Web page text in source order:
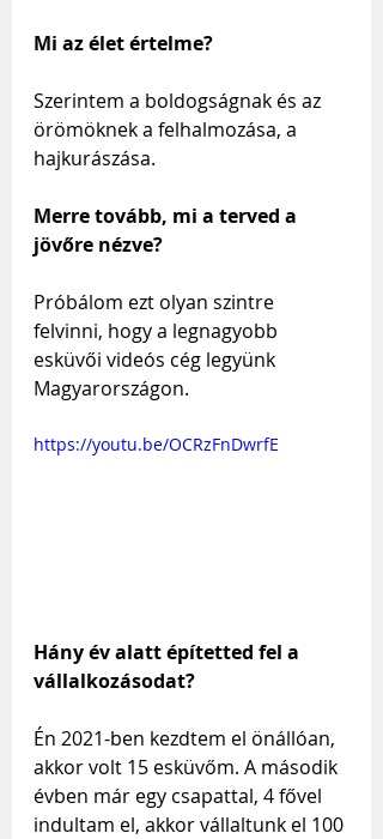
Mi az élet értelme?
Szerintem a boldogságnak és az
örömöknek a felhalmozása, a
hajkurászása.
Merre tovább, mi a terved a
jövőre nézve?
Próbálom ezt olyan szintre
felvinni, hogy a legnagyobb
esküvői videós cég legyünk
Magyarországon.
https://youtu.be/OCRzFnDwrfE
Hány év alatt építetted fel a
vállalkozásodat?
Én 2021-ben kezdtem el önállóan,
akkor volt 15 esküvőm. A második
évben már egy csapattal, 4 fővel
indultam el, akkor vállaltunk el 100